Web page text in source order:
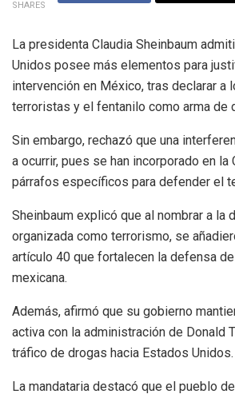
SHARES
La presidenta Claudia Sheinbaum
Unidos posee más elementos para
intervención en México, tras declarar a
terroristas y el fentanilo como arma de
Sin embargo, rechazó que una
a ocurrir, pues se han incorporado en la
párrafos específicos para defender el
Sheinbaum explicó que al nombrar a la
organizada como terrorismo, se
artículo 40 que fortalecen la defensa
mexicana.
Además, afirmó que su gobierno
activa con la administración de Donald
tráfico de drogas hacia Estados Unidos.
La mandataria destacó que el pueblo